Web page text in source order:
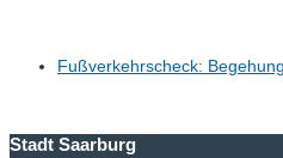
Fußverkehrscheck:
Stadt Saarburg